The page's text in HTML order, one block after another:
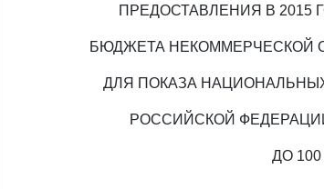
ПРЕДОСТАВЛЕНИЯ В 2015
БЮДЖЕТА НЕКОММЕРЧЕСКОЙ
ДЛЯ ПОКАЗА
РОССИЙСКОЙ
ДО